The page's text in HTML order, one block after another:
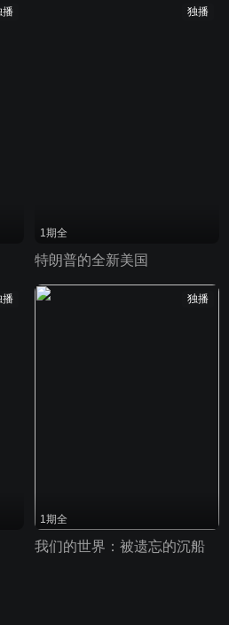
播 独播
1期全
特朗普的全新美国
播 独播
1期全
我们的世界：被遗忘的沉船